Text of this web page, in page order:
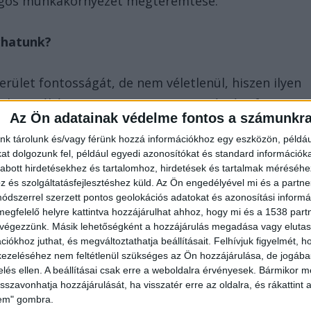
Az Ön adatainak védelme fontos a
tárolunk és/vagy férünk hozzá információkhoz egy eszközön,
dolgozunk fel, például egyedi azonosítókat és standard
hirdetésekhez és tartalomhoz, hirdetések és tartalmak
és szolgáltatásfejlesztéshez küld. Az Ön engedélyével mi és a
szerzett pontos geolokációs adatokat és azonosítási
helyre kattintva hozzájárulhat ahhoz, hogy mi és a 1538
Másik lehetőségként a hozzájárulás megadása vagy
juthat, és megváltoztathatja beállításait. Felhívjuk figyelmét,
nem feltétlenül szükséges az Ön hozzájárulása, de
ellen. A beállításai csak erre a weboldalra érvényesek. Bármikor
hozzájárulását, ha visszatér erre az oldalra, és rákattint
gombra.
fontosságát, de nem véletlenül, hiszen ilyen
Nem annyira az ipar számára fontos
annál inkább. A feladatkörök is ennek
őrszolgálatot kíván.
a legjellemzőbb munkakör a munkaterület
lehet ki-, és beléptetésre is. Az időszakos
ami szintén szokásos pozíciónak mondható.
és a környékén, ami minden szempontból
megteremtése nem csak egy kötelező